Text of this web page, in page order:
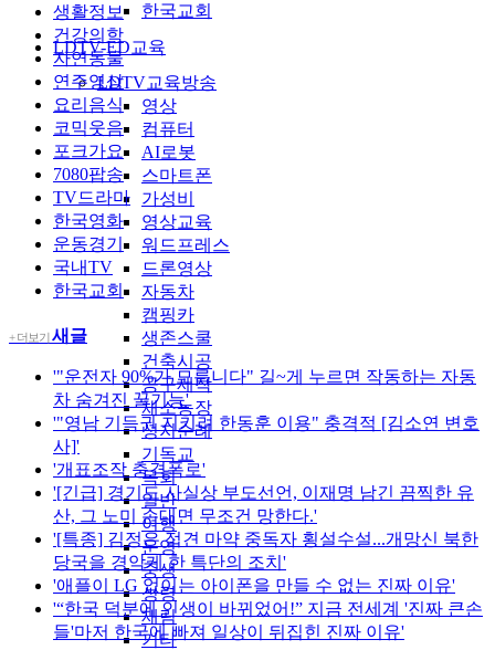
한국교회
LDTV-ED교육
LDTV교육방송
영상
컴퓨터
AI로봇
스마트폰
가성비
영상교육
워드프레스
드론영상
자동차
캠핑카
생존스쿨
건축시공
공구제작
채소농장
성지순례
기독교
목회
일반
여행
운영
중생
성령
재림
기타
생활정보
건강의학
자연동물
연주영상
요리음식
코믹웃음
포크가요
7080팝송
TV드라마
한국영화
운동경기
국내TV
한국교회
+ 더보기새글
'"운전자 90%가 모릅니다" 길~게 누르면 작동하는 자동
차 숨겨진 꿀기능'
'"영남 기득권 지키려 한동훈 이용" 충격적 [김소연 변호
사]'
'개표조작 충격폭로'
'[긴급] 경기도 사실상 부도선언, 이재명 남긴 끔찍한 유
산, 그 노미 손대면 무조건 망한다.'
'[특종] 김정은 접견 마약 중독자 횡설수설...개망신 북한
당국을 경악케 한 특단의 조치'
'애플이 LG 없이는 아이폰을 만들 수 없는 진짜 이유'
'“한국 덕분에 인생이 바뀌었어!” 지금 전세계 '진짜 큰손
들'마저 한국에 빠져 일상이 뒤집힌 진짜 이유'